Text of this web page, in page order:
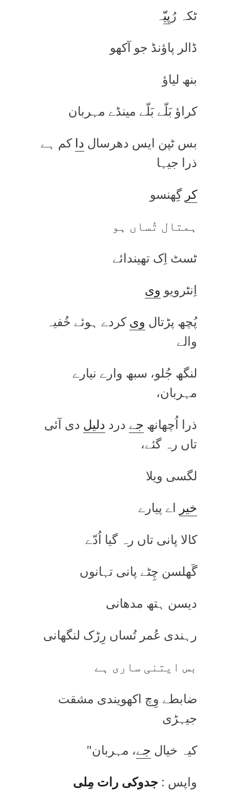
ٹکہ رُپیّہ
ڈالر پاؤنڈ جو آکھو
بنھ لیاؤ
کراؤ بَلّے بَلّے مینڈے مہربان
بس ٹپن ایس دھرسال دا کم ہے
ذرا جیہا
کر گِھنسو
ہمتال تُساں ہو
ٹسٹ اِک تھیندائے
اِنٹرویو وی
پُچھ پڑتال ویکردے ہوئے خُفیہ
والے
لنگھ جُلو، سبھ وارے نیارے
مہربان،
ذرا اُچھانھ جے درد دلیل دی آئی
تاں رہ گئے،
لگسی ویلا
خیر اے پیارے
کالا پانی تاں رہ گیا اُدّے
گَھلسن چِٹے پانی تہانوں
دیسن ہتھ مدھانی
رہندی عُمر تُساں رِڑک لنگھانی
بس ایتنی ساری ہے
ضابطے وِچ اکھویندی مشقت
جیہڑی
کیہ خیال جے، مہربان"
واپس : جدوکی رات مِلی